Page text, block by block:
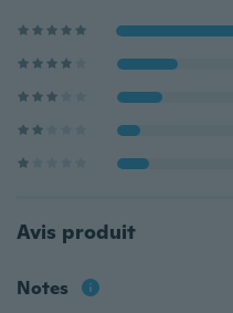
Avis produit
Notes